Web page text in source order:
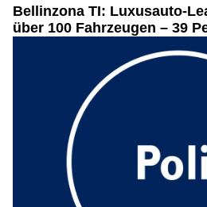
Bellinzona TI: Luxusauto-
über 100 Fahrzeugen – 39